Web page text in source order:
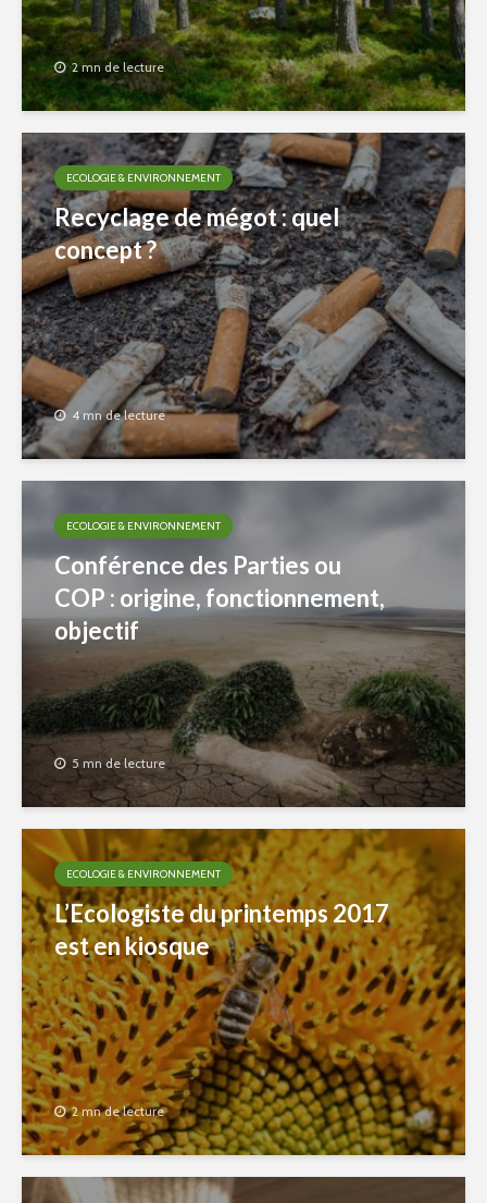
2 mn de lecture
ECOLOGIE & ENVIRONNEMENT
Recyclage de mégot : quel
concept ?
4 mn de lecture
ECOLOGIE & ENVIRONNEMENT
Conférence des Parties ou
COP : origine, fonctionnement,
objectif
5 mn de lecture
ECOLOGIE & ENVIRONNEMENT
L’Ecologiste du printemps 2017
est en kiosque
2 mn de lecture